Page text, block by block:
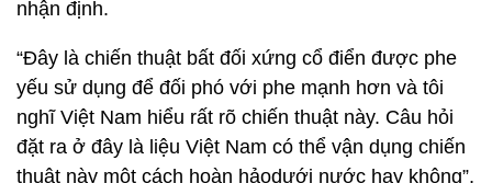
nhận định.
“Đây là chiến thuật bất đối xứng cổ điển được phe
yếu sử dụng để đối phó với phe mạnh hơn và tôi
nghĩ Việt Nam hiểu rất rõ chiến thuật này. Câu hỏi
đặt ra ở đây là liệu Việt Nam có thể vận dụng chiến
thuật này một cách hoàn hảodưới nước hay không”,